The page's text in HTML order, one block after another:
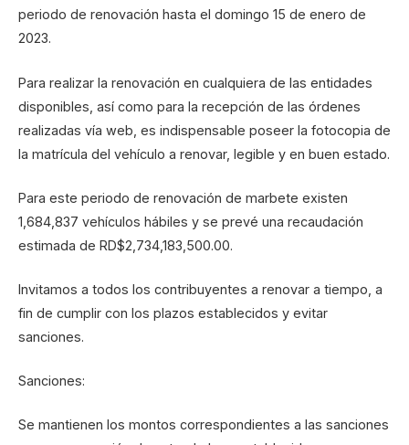
periodo de renovación hasta el domingo 15 de enero de
2023.
Para realizar la renovación en cualquiera de las entidades
disponibles, así como para la recepción de las órdenes
realizadas vía web, es indispensable poseer la fotocopia de
la matrícula del vehículo a renovar, legible y en buen estado.
Para este periodo de renovación de marbete existen
1,684,837 vehículos hábiles y se prevé una recaudación
estimada de RD$2,734,183,500.00.
Invitamos a todos los contribuyentes a renovar a tiempo, a
fin de cumplir con los plazos establecidos y evitar
sanciones.
Sanciones:
Se mantienen los montos correspondientes a las sanciones